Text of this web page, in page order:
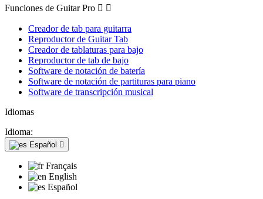
Funciones de Guitar Pro  
Creador de tab para guitarra
Reproductor de Guitar Tab
Creador de tablaturas para bajo
Reproductor de tab de bajo
Software de notación de batería
Software de notación de partituras para piano
Software de transcripción musical
Idiomas
Idioma:
Español 
Français
English
Español